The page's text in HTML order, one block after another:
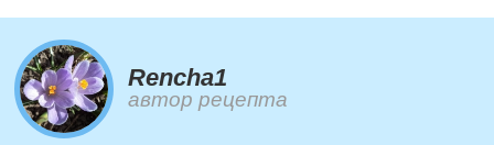
Rencha1
автор рецепта